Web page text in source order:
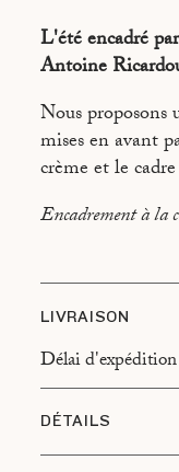
SUNSET A KEA
GOLF DE
LA VILLA
RUELLE DE
SUR LES
L'été encadré
Antoine
Nous proposons
mises en avant
crème et le
Encadrement à la
LIVRAISON
Délai
DÉTAILS